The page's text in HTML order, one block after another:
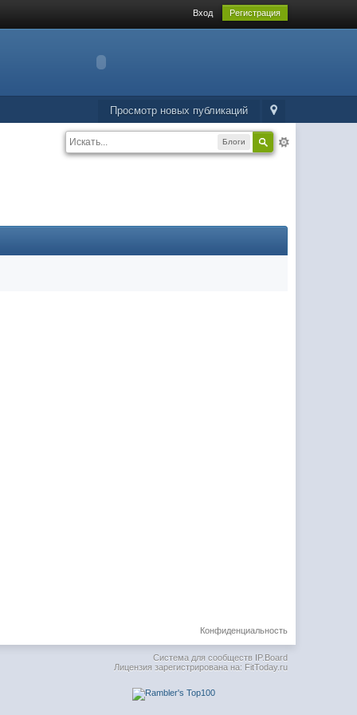
Вход Регистрация
Просмотр новых публикаций
Блоги
Конфиденциальность
Система для сообществ IP.Board
Лицензия зарегистрирована на: FitToday.ru